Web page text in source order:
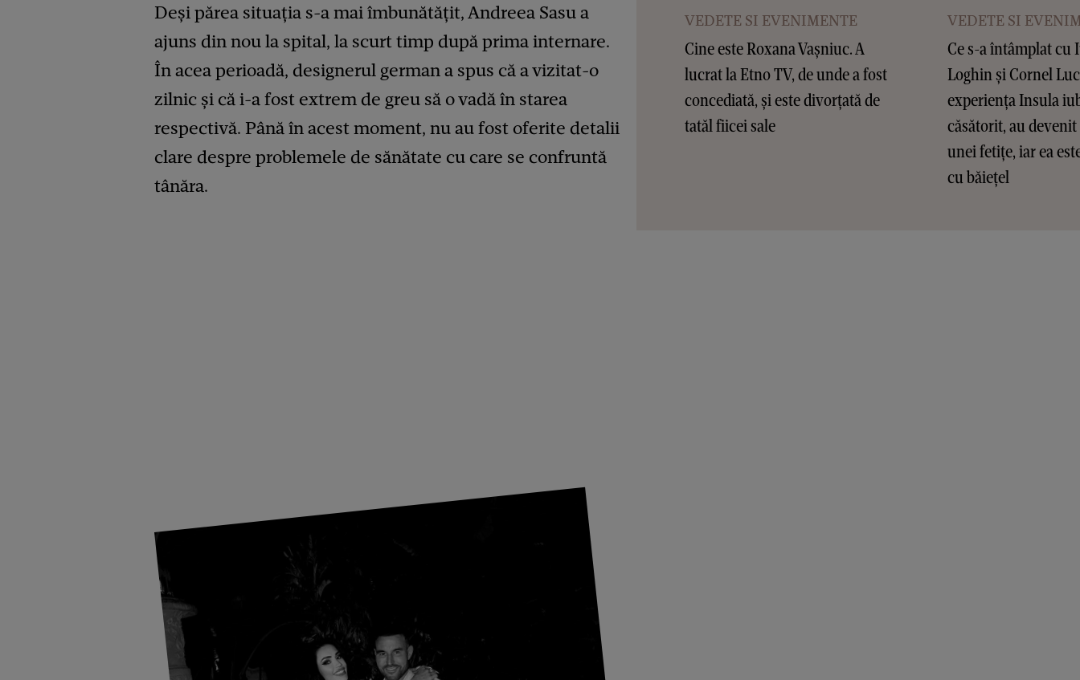
Deși părea situația s-a mai îmbunătățit, Andreea Sasu a
ajuns din nou la spital, la scurt timp după prima internare.
În acea perioadă, designerul german a spus că a vizitat-o
zilnic și că i-a fost extrem de greu să o vadă în starea
respectivă. Până în acest moment, nu au fost oferite detalii
clare despre problemele de sănătate cu care se confruntă
tânăra.
VEDETE SI EVENIMENTE
Cine este Roxana Vașniuc. A
lucrat la Etno TV, de unde a fost
concediată, și este divorțată de
tatăl fiicei sale
VEDETE SI
Ce s-a întâmplat cu
Loghin și Cornel
experiența Insula
căsătorit, au
unei fetițe, iar ea
cu băiețel